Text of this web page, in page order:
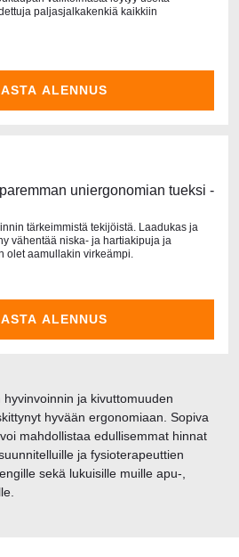
paljasjalkakenkiä kaikkiin
ALENNUS
uniergonomian tueksi -
tärkeimmistä tekijöistä. Laadukas ja
vähentää niska- ja hartiakipuja ja
olet aamullakin virkeämpi.
ALENNUS
ja kivuttomuuden
hyvään ergonomiaan. Sopiva
mahdollistaa edullisemmat hinnat
ja fysioterapeuttien
sekä lukuisille muille apu-,